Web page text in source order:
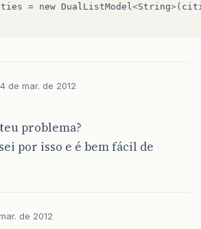
= new DualListModel <String> (
de mar. de 2012
problema?
por isso e é bem fácil de
de 2012